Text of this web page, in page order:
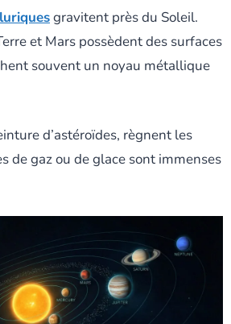
gravitent près du Soleil.
et Mars possèdent des surfaces
souvent un noyau métallique
d’astéroïdes, règnent les
de gaz ou de glace sont immenses